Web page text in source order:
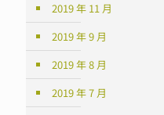
2019 年 11 月
2019 年 9 月
2019 年 8 月
2019 年 7 月